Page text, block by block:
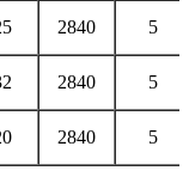
2840 5
2840 5
2840
5